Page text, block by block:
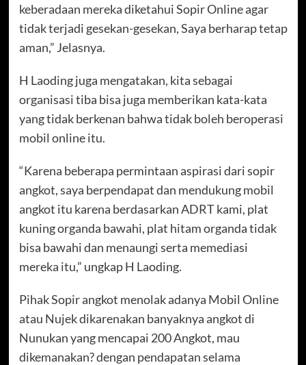
keberadaan mereka diketahui Sopir Online agar
tidak terjadi gesekan-gesekan, Saya berharap tetap
aman,” Jelasnya.
H Laoding juga mengatakan, kita sebagai
organisasi tiba bisa juga memberikan kata-kata
yang tidak berkenan bahwa tidak boleh beroperasi
mobil online itu.
“Karena beberapa permintaan aspirasi dari sopir
angkot, saya berpendapat dan mendukung mobil
angkot itu karena berdasarkan ADRT kami, plat
kuning organda bawahi, plat hitam organda tidak
bisa bawahi dan menaungi serta memediasi
mereka itu,” ungkap H Laoding.
Pihak Sopir angkot menolak adanya Mobil Online
atau Nujek dikarenakan banyaknya angkot di
Nunukan yang mencapai 200 Angkot, mau
dikemanakan? dengan pendapatan selama